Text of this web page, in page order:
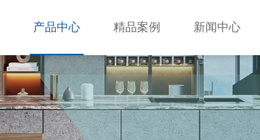
产品中心 精品案例 新闻中心